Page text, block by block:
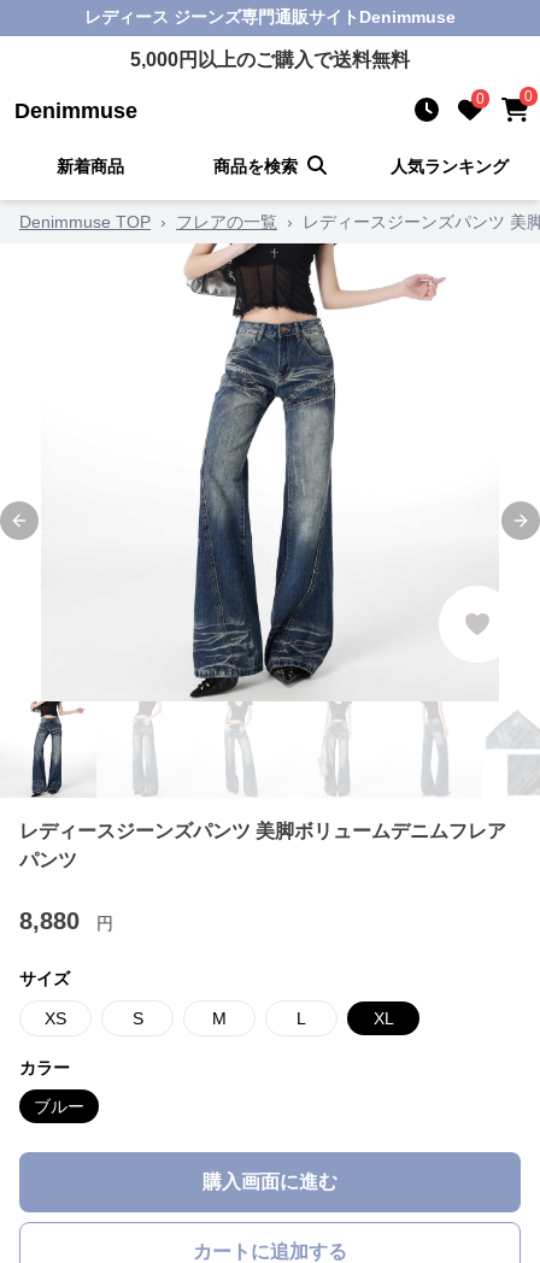
レディース ジーンズ専門通販サイト Denimmuse
5,000円以上のご購入で送料無料
Denimmuse 0 0
新着商品 商品を検索 人気ランキング
Denimmuse TOP › フレアの一覧 › レディースジーンズパンツ 美
Previous slide
レディースジーンズパンツ 美脚ボリュームデニムフレア
パンツ
8,880 円
サイズ
XS S M L XL
カラー
ブルー
購入画面に進む
カートに追加する